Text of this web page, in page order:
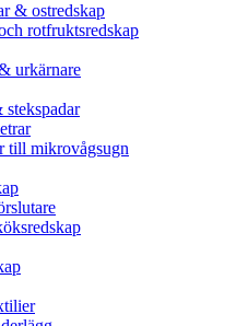
& ostredskap
rotfruktsredskap
urkärnare
stekspadar
till mikrovågsugn